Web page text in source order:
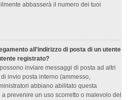
abbasserà il numero dei tuoi
all’indirizzo di posta di un utente
registrato?
inviare messaggi di posta ad altri
invio posta interno (ammesso,
abbiano abilitato questa
prevenire un uso scorretto o malevolo del